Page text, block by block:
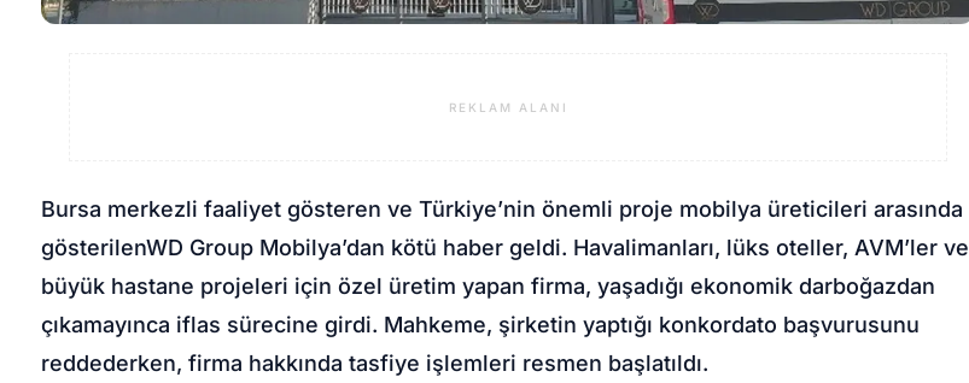
REKLAM ALANI
Bursa merkezli faaliyet gösteren ve Türkiye’nin önemli proje mobilya üreticileri arasında
gösterilenWD Group Mobilya’dan kötü haber geldi. Havalimanları, lüks oteller, AVM’ler ve
büyük hastane projeleri için özel üretim yapan firma, yaşadığı ekonomik darboğazdan
çıkamayınca iflas sürecine girdi. Mahkeme, şirketin yaptığı konkordato başvurusunu
reddederken, firma hakkında tasfiye işlemleri resmen başlatıldı.